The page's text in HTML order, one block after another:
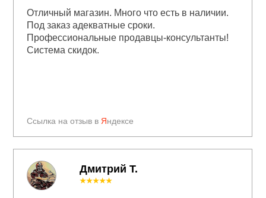
Ссылка на отзыв в Яндексе
Отличный магазин. Много что есть в наличии.
Под заказ адекватные сроки.
Профессиональные продавцы-консультанты!
Система скидок.
★★★★★
Дмитрий Т.